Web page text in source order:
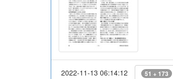
2022-11-13 06:14:12 51 + 173